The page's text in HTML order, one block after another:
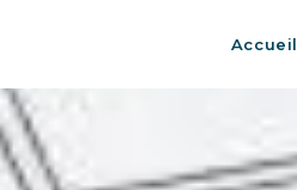
Accueil